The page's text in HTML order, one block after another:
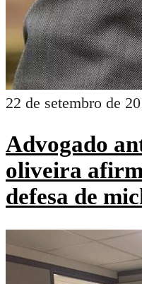
22 de setembro de
Advogado
oliveira
defesa de